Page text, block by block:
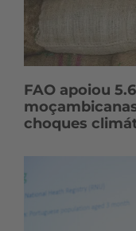
FAO apoiou
choques